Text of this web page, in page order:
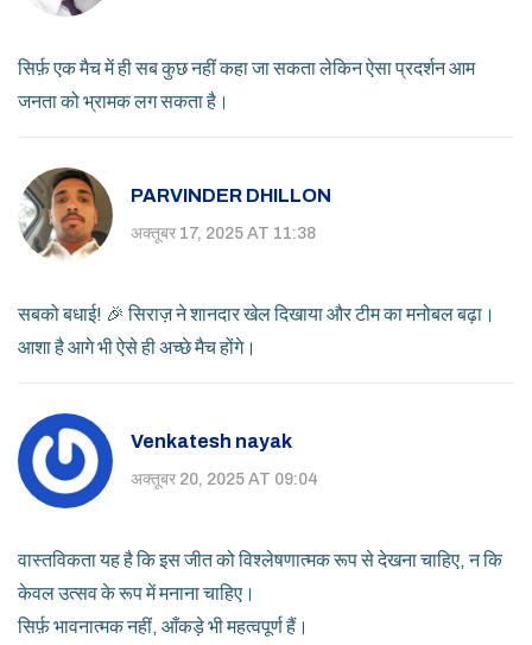
सिर्फ़ एक मैच में ही सब कुछ नहीं कहा जा सकता लेकिन ऐसा प्रदर्शन आम
जनता को भ्रामक लग सकता है।
PARVINDER DHILLON
अक्तूबर 17, 2025 AT 11:38
सबको बधाई! 🎉 सिराज़ ने शानदार खेल दिखाया और टीम का मनोबल बढ़ा।
आशा है आगे भी ऐसे ही अच्छे मैच होंगे।
Venkatesh nayak
अक्तूबर 20, 2025 AT 09:04
वास्तविकता यह है कि इस जीत को विश्लेषणात्मक रूप से देखना चाहिए, न कि
केवल उत्सव के रूप में मनाना चाहिए।
सिर्फ़ भावनात्मक नहीं, आँकड़े भी महत्वपूर्ण हैं।